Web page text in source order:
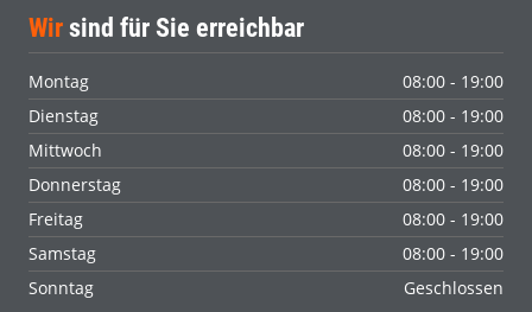
Wir sind für Sie erreichbar
Montag
08:00 - 19:00
Dienstag
08:00 - 19:00
Mittwoch
08:00 - 19:00
Donnerstag
08:00 - 19:00
Freitag
08:00 - 19:00
Samstag
08:00 - 19:00
Sonntag
Geschlossen